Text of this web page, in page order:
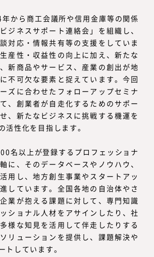
から商工会議所や信用金庫等の関係
ジネスサポート連絡会」を組織し、
対応・情報共有等の支援をしていま
産性・収益性の向上に加え、新たな
新商品やサービス、産業の創出が地
不可欠な要素と捉えています。今回
ズに合わせたフォローアップセミナ
、創業者が自走化するためのサポー
、新たなビジネスに挑戦する機運を
活性化を目指します。
名以上が登録するプロフェッショナ
に、そのデータベースやノウハウ、
用し、地方創生事業やスタートアッ
しています。全国各地の自治体やさ
業が抱える課題に対して、専門知識
ショナル人材をアサインしたり、社
様な知見を活用して伴走したりする
リューションを提供し、課題解決や
トしています。